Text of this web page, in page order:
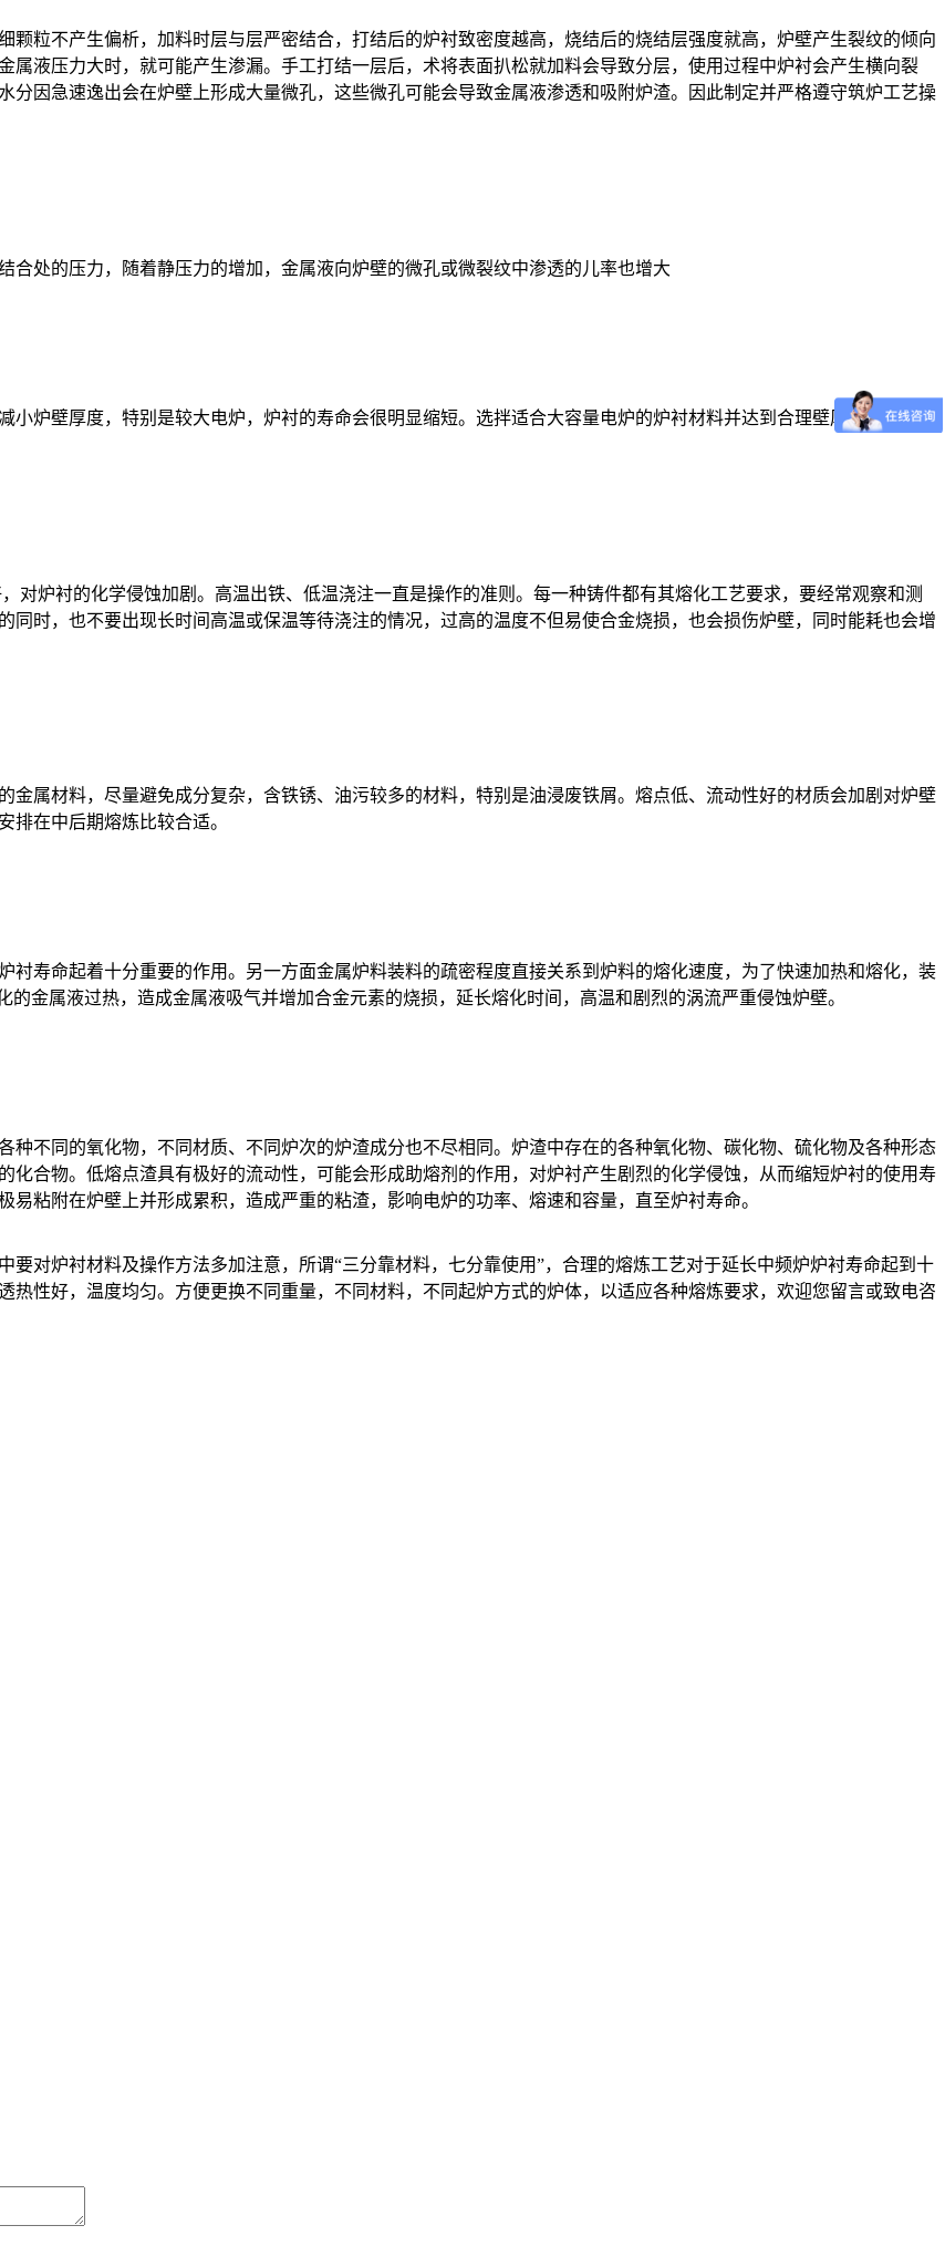
粒不产生偏析，加料时层与层严密结合，打结后的炉衬致密度越高，烧结后的烧结层强度就高，炉壁产生裂纹的倾向
液压力大时，就可能产生渗漏。手工打结一层后，术将表面扒松就加料会导致分层，使用过程中炉衬会产生横向裂
因急速逸出会在炉壁上形成大量微孔，这些微孔可能会导致金属液渗透和吸附炉渣。因此制定并严格遵守筑炉工艺操
处的压力，随着静压力的增加，金属液向炉壁的微孔或微裂纹中渗透的儿率也增大
炉壁厚度，特别是较大电炉，炉衬的寿命会很明显缩短。选拌适合大容量电炉的炉衬材料并达到合理壁厚，可以改善
炉衬的化学侵蚀加剧。高温出铁、低温浇注一直是操作的准则。每一种铸件都有其熔化工艺要求，要经常观察和测
时，也不要出现长时间高温或保温等待浇注的情况，过高的温度不但易使合金烧损，也会损伤炉壁，同时能耗也会增
属材料，尽量避免成分复杂，含铁锈、油污较多的材料，特别是油浸废铁屑。熔点低、流动性好的材质会加剧对炉壁
排在中后期熔炼比较合适。
衬寿命起着十分重要的作用。另一方面金属炉料装料的疏密程度直接关系到炉料的熔化速度，为了快速加热和熔化，装
金属液过热，造成金属液吸气并增加合金元素的烧损，延长熔化时间，高温和剧烈的涡流严重侵蚀炉壁。
不同的氧化物，不同材质、不同炉次的炉渣成分也不尽相同。炉渣中存在的各种氧化物、碳化物、硫化物及各种形态
合物。低熔点渣具有极好的流动性，可能会形成助熔剂的作用，对炉衬产生剧烈的化学侵蚀，从而缩短炉衬的使用寿
粘附在炉壁上并形成累积，造成严重的粘渣，影响电炉的功率、熔速和容量，直至炉衬寿命。
炉衬材料及操作方法多加注意，所谓“三分靠材料，七分靠使用”，合理的熔炼工艺对于延长中频炉炉衬寿命起到十
热性好，温度均匀。方便更换不同重量，不同材料，不同起炉方式的炉体，以适应各种熔炼要求，欢迎您留言或致电咨